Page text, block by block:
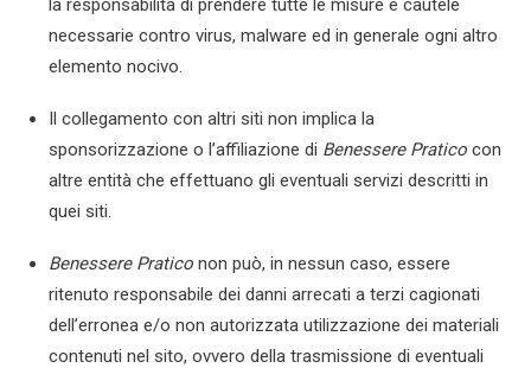
la responsabilità di prendere tutte le misure e cautele
necessarie contro virus, malware ed in generale ogni altro
elemento nocivo.
Il collegamento con altri siti non implica la
sponsorizzazione o l’affiliazione di Benessere Pratico con
altre entità che effettuano gli eventuali servizi descritti in
quei siti.
Benessere Pratico non può, in nessun caso, essere
ritenuto responsabile dei danni arrecati a terzi cagionati
dell’erronea e/o non autorizzata utilizzazione dei materiali
contenuti nel sito, ovvero della trasmissione di eventuali